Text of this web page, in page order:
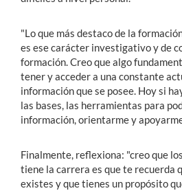
"Lo que más destaco de la
es ese carácter investigativo y de
formación. Creo que algo
tener y acceder a una constante
información que se posee. Hoy si
las bases, las herramientas para
información, orientarme y
Finalmente, reflexiona: "creo que
tiene la carrera es que te recuerda
existes y que tienes un propósito